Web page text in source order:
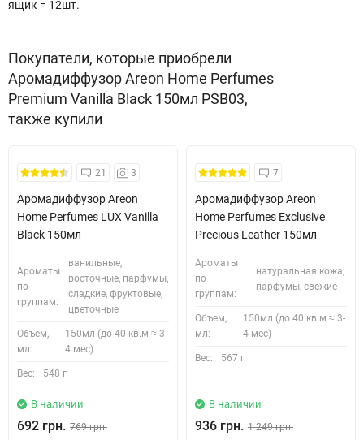
ящик = 12шт.
Покупатели, которые приобрели
Аромадиффузор Areon Home Perfumes
Premium Vanilla Black 150мл PSB03,
также купили
21 3
Аромадиффузор Areon
Home Perfumes LUX Vanilla
Black 150мл
Ароматы
по
группам:
ванильные,
восточные, парфумы,
сладкие, фруктовые,
цветочные
Объем,
мл:
150мл (до 40 кв.м ≈ 3-
4 мес)
Вес: 548 г
В наличии
692 грн. 769 грн.
7
Аромадиффузор Areon
Home Perfumes Exclusive
Precious Leather 150мл
Ароматы
по
группам:
натуральная кожа,
парфумы, свежие
Объем,
мл:
150мл (до 40 кв.м ≈ 3-
4 мес)
Вес: 567 г
В наличии
936 грн. 1 249 грн.